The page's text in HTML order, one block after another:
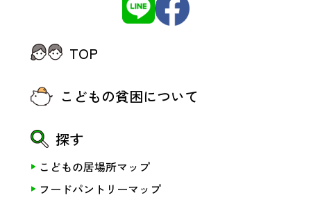
TOP
こどもの貧困について
探す
こどもの居場所マップ
フードパントリーマップ